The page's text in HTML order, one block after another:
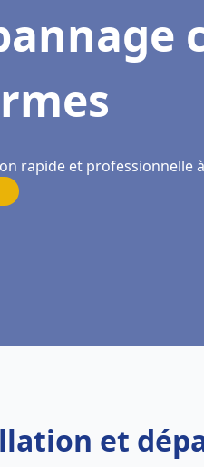
rapide et professionnelle
et